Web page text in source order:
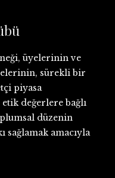
üyelerinin ve
sürekli bir
piyasa
değerlere bağlı
düzenin
sağlamak amacıyla